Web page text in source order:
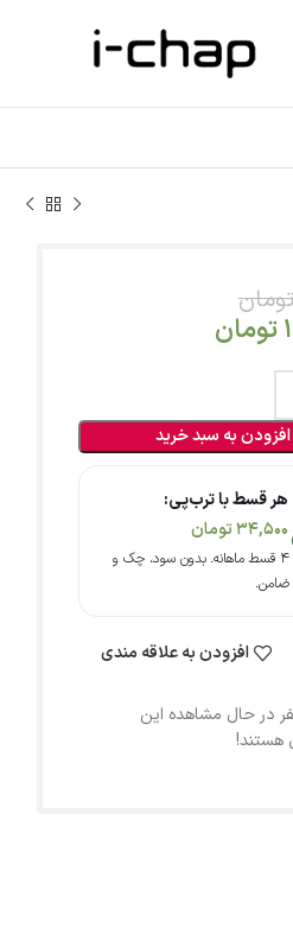
تومان
تومان
افزودن به سبد خرید
هر قسط با ترب‌پی:
34,500تومان
۴ قسط ماهانه. بدون سود، چک و
ضامن.
افزودن به علاقه مندی
در حال مشاهده این